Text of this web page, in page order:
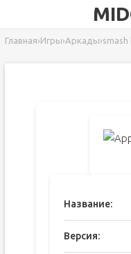
Главная›Игры›Аркады›
Название:
Версия: